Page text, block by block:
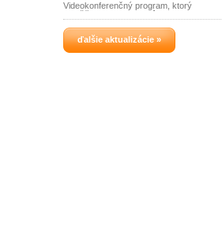
Videokonferenčný program, ktorý
umožňuje pripojenie k rôznym online
diskusným skupinám, kde je možné
nielen počuť ale aj vidieť súčasne
viacerých členov skupiny a komunikovať
s nimi.
ďalšie aktualizácie »